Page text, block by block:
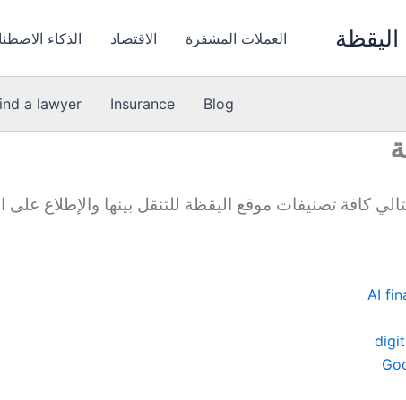
العملات المشفرة الاقتصاد الذكاء
Blog
Insurance
a lawyer
كافة تصنيفات موقع اليقظة للتنقل بينها والإطلاع على
AI